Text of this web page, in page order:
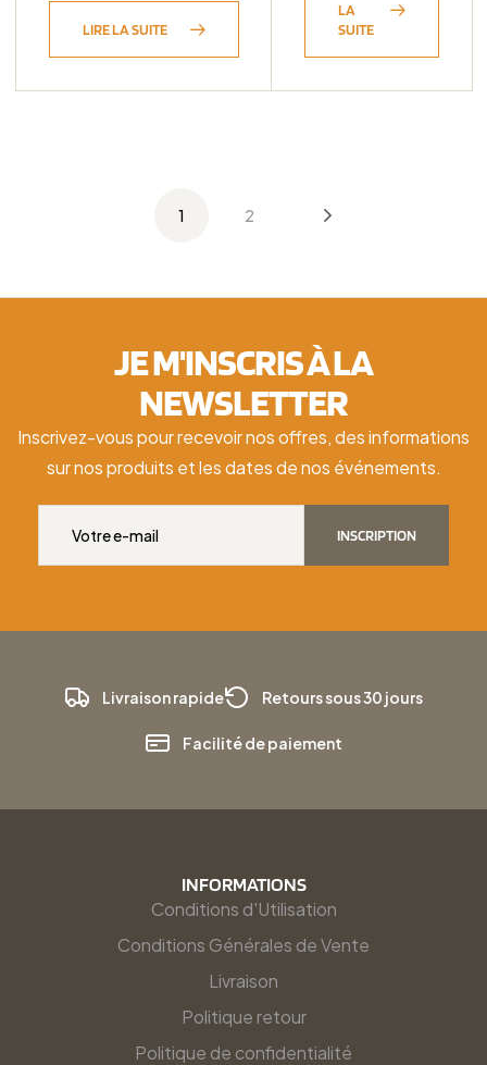
LIRE LA SUITE
LA
SUITE
1 2
JE M'INSCRIS À LA
NEWSLETTER
Inscrivez-vous pour recevoir nos offres, des informations
sur nos produits et les dates de nos événements.
INSCRIPTION
Livraison rapide Retours sous 30 jours
Facilité de paiement
INFORMATIONS
Conditions d'Utilisation
Conditions Générales de Vente
Livraison
Politique retour
Politique de confidentialité